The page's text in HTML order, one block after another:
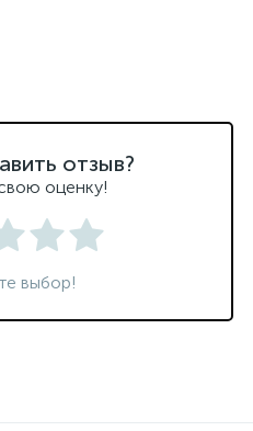
отзыв?
оценку!
выбор!